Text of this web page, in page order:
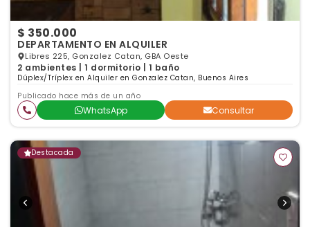
$ 350.000
DEPARTAMENTO EN ALQUILER
Libres 225, Gonzalez Catan, GBA Oeste
2 ambientes | 1 dormitorio | 1 baño
Dúplex/Tríplex en Alquiler en Gonzalez Catan, Buenos Aires
Publicado hace más de un año
WhatsApp Consultar
Destacada